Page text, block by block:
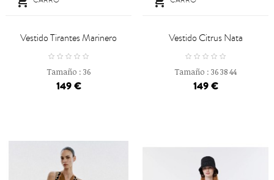
Vestido Tirantes Marinero
Tamaño : 36
149 €
Vestido Citrus Nata
Tamaño : 363844
149 €